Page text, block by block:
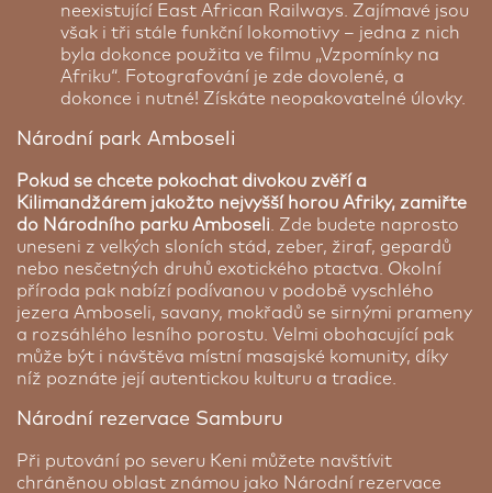
neexistující East African Railways. Zajímavé jsou
však i tři stále funkční lokomotivy – jedna z nich
byla dokonce použita ve filmu „Vzpomínky na
Afriku“. Fotografování je zde dovolené, a
dokonce i nutné! Získáte neopakovatelné úlovky.
Národní park Amboseli
Pokud se chcete pokochat divokou zvěří a
Kilimandžárem jakožto nejvyšší horou Afriky, zamiřte
do Národního parku Amboseli . Zde budete naprosto
uneseni z velkých sloních stád, zeber, žiraf, gepardů
nebo nesčetných druhů exotického ptactva. Okolní
příroda pak nabízí podívanou v podobě vyschlého
jezera Amboseli, savany, mokřadů se sirnými prameny
a rozsáhlého lesního porostu. Velmi obohacující pak
může být i návštěva místní masajské komunity, díky
níž poznáte její autentickou kulturu a tradice.
Národní rezervace Samburu
Při putování po severu Keni můžete navštívit
chráněnou oblast známou jako Národní rezervace